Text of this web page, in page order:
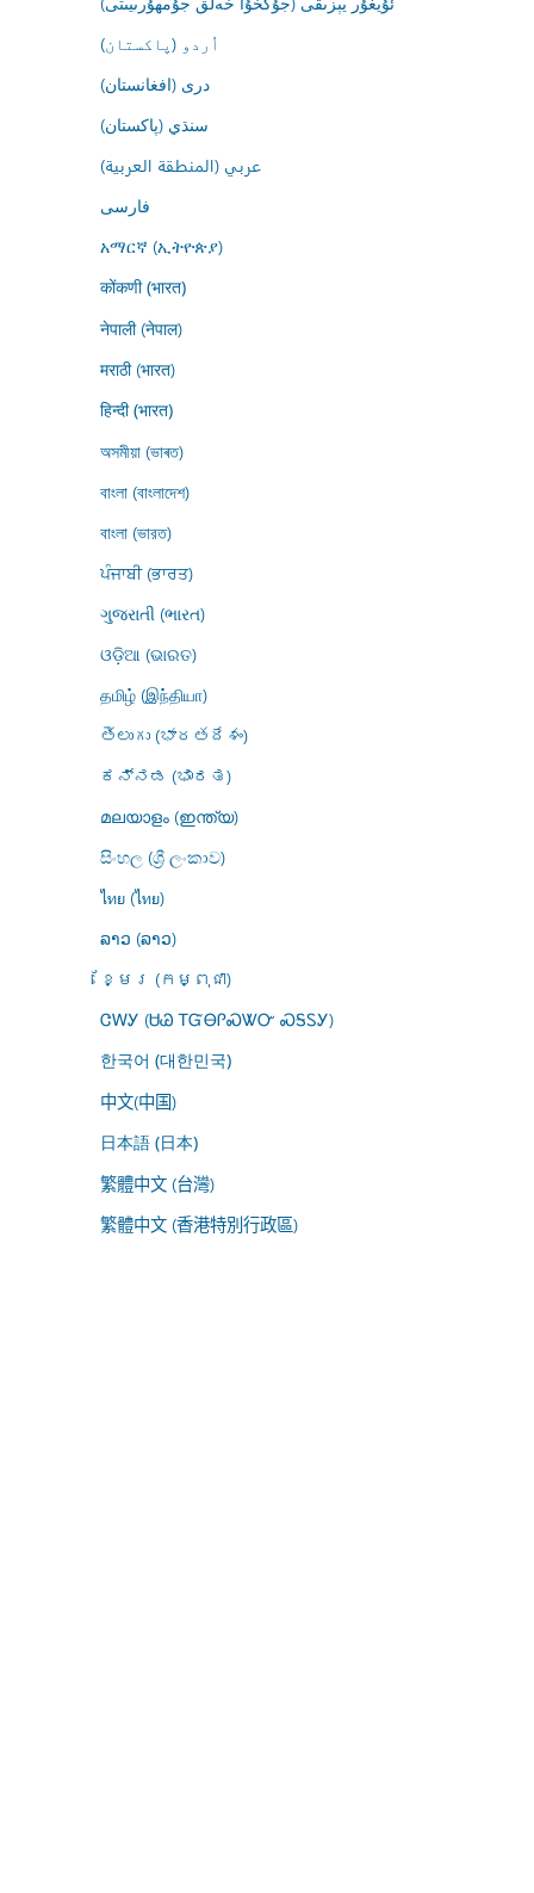
اُردو (پاکستان)
درى (افغانستان)
سنڌي (پاکستان)
عربي (المنطقة العربية)
فارسى
አማርኛ (ኢትዮጵያ)
कोंकणी (भारत)
नेपाली (नेपाल)
मराठी (भारत)
हिन्दी (भारत)
অসমীয়া (ভাৰত)
বাংলা (বাংলাদেশ)
বাংলা (ভারত)
ਪੰਜਾਬੀ (ਭਾਰਤ)
ગુજરાતી (ભારત)
ଓଡ଼ିଆ (ଭାରତ)
தமிழ் (இந்தியா)
తెలుగు (భారతదేశం)
ಕನ್ನಡ (ಭಾರತ)
മലയാളം (ഇന്ത്യ)
සිංහල (ශ්‍රී ලංකාව)
ไทย (ไทย)
ລາວ (ລາວ)
ខ្មែរ (កម្ពុជា)
ᏣᎳᎩ (ᏌᏊ ᎢᏳᎾᎵᏍᏔᏅ ᏍᎦᏚᎩ)
한국어 (대한민국)
中文(中国)
日本語 (日本)
繁體中文 (台灣)
繁體中文 (香港特別行政區)